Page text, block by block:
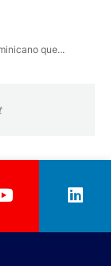
que...